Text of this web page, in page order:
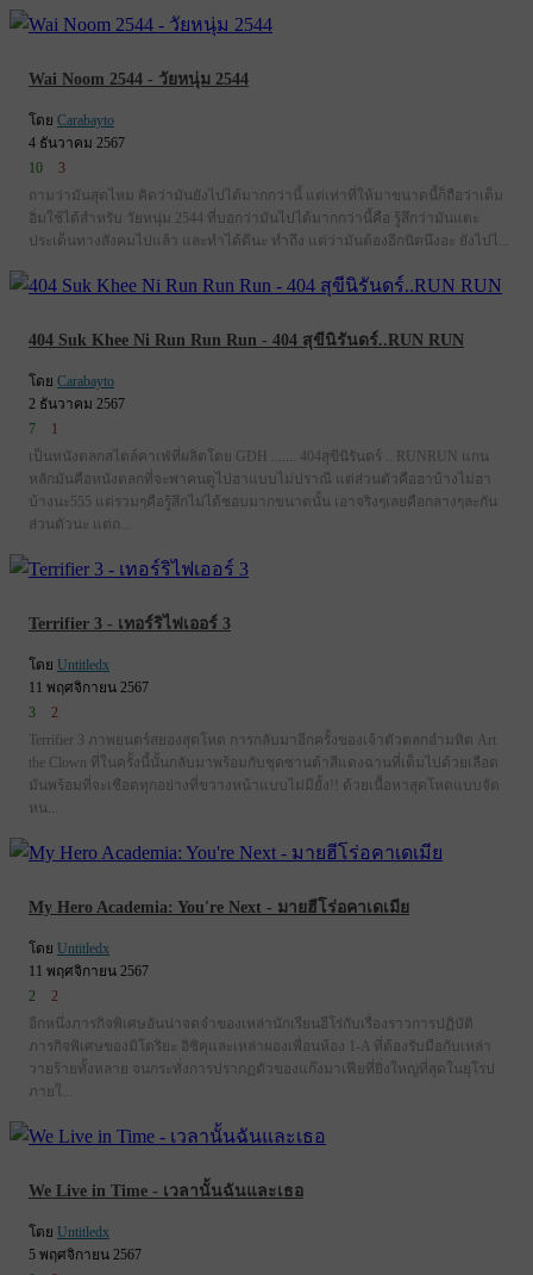
Wai Noom 2544 - วัยหนุ่ม 2544
โดย Carabayto
4 ธันวาคม 2567
10
3
ถามว่ามันสุดไหม คิดว่ามันยังไปได้มากกว่านี้ แต่เท่าที่ให้มาขนาดนี้ก็ถือว่าเต็ม
อิ่มใช้ได้สำหรับ วัยหนุ่ม 2544 ที่บอกว่ามันไปได้มากกว่านี้คือ รู้สึกว่ามันแตะ
ประเด็นทางสังคมไปแล้ว และทำได้ดีนะ ทำถึง แต่ว่ามันต้องอีกนิดนึงอะ ยังไปไ...
404 Suk Khee Ni Run Run Run - 404 สุขีนิรันดร์..RUN RUN
โดย Carabayto
2 ธันวาคม 2567
7
1
เป็นหนังตลกสไตล์คาเฟ่ที่ผลิตโดย GDH ....... 404สุขีนิรันดร์ .. RUNRUN แกน
หลักมันคือหนังตลกที่จะพาคนดูไปฮาแบบไม่ปราณี แต่ส่วนตัวคือฮาบ้างไม่ฮา
บ้างนะ555 แต่รวมๆคือรู้สึกไม่ได้ชอบมากขนาดนั้น เอาจริงๆเลยคือกลางๆละกัน
ส่วนตัวนะ แต่ถ...
Terrifier 3 - เทอร์ริไฟเออร์ 3
โดย Untitledx
11 พฤศจิกายน 2567
3
2
Terrifier 3 ภาพยนตร์สยองสุดโหด การกลับมาอีกครั้งของเจ้าตัวตลกอำมหิต Art
the Clown ที่ในครั้งนี้นั้นกลับมาพร้อมกับชุดซานต้าสีแดงฉานที่เต็มไปด้วยเลือด
มันพร้อมที่จะเชือดทุกอย่างที่ขวางหน้าแบบไม่มียั้ง!! ด้วยเนื้อหาสุดโหดแบบจัด
หน...
My Hero Academia: You're Next - มายฮีโร่อคาเดเมีย
โดย Untitledx
11 พฤศจิกายน 2567
2
2
อีกหนึ่งภารกิจพิเศษอันน่าจดจำของเหล่านักเรียนฮีโร่กับเรื่องราวการปฏิบัติ
ภารกิจพิเศษของมิโดริยะ อิซิคุและเหล่าผองเพื่อนห้อง 1-A ที่ต้องรับมือกับเหล่า
วายร้ายทั้งหลาย จนกระทั่งการปรากฏตัวของแก๊งมาเฟียที่ยิ่งใหญ่ที่สุดในยุโรป
ภายใ...
We Live in Time - เวลานั้นฉันและเธอ
โดย Untitledx
5 พฤศจิกายน 2567